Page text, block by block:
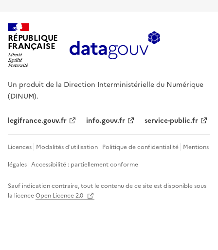
RÉPUBLIQUE
FRANÇAISE
Un produit de la Direction Interministérielle du Numérique
(DINUM).
legifrance.gouv.fr info.gouv.fr service-public.fr
Licences Modalités d'utilisation Politique de confidentialité Mentions
légales Accessibilité : partiellement conforme
Sauf indication contraire, tout le contenu de ce site est disponible sous
la licenceOpen Licence 2.0